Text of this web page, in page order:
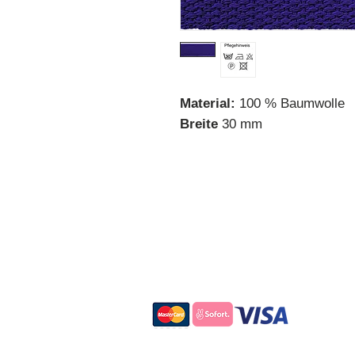
Material: 100 % Baumwolle
Breite 30 mm